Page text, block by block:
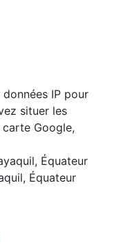
IP pour
situer les
Google,
Équateur
Équateur